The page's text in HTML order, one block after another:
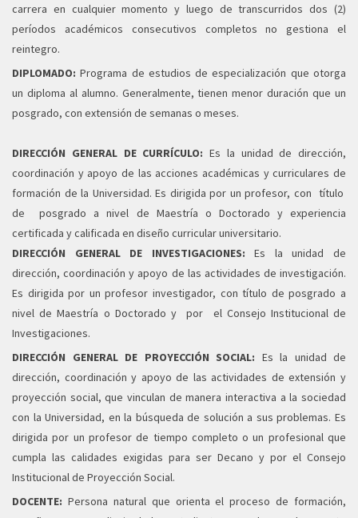
carrera en cualquier momento y luego de transcurridos dos (2)
períodos académicos consecutivos completos no gestiona el
reintegro.
DIPLOMADO:Programa de estudios de especialización que otorga
un diploma al alumno. Generalmente, tienen menor duración que un
posgrado, con extensión de semanas o meses.
DIRECCIÓN GENERAL DE CURRÍCULO: Es la unidad de dirección,
coordinación y apoyo de las acciones académicas y curriculares de
formación de la Universidad. Es dirigida por un profesor, con título
de posgrado a nivel de Maestría o Doctorado y experiencia
certificada y calificada en diseño curricular universitario.
DIRECCIÓN GENERAL DE INVESTIGACIONES: Es la unidad de
dirección, coordinación y apoyo de las actividades de investigación.
Es dirigida por un profesor investigador, con título de posgrado a
nivel de Maestría o Doctorado y por el Consejo Institucional de
Investigaciones.
DIRECCIÓN GENERAL DE PROYECCIÓN SOCIAL: Es la unidad de
dirección, coordinación y apoyo de las actividades de extensión y
proyección social, que vinculan de manera interactiva a la sociedad
con la Universidad, en la búsqueda de solución a sus problemas. Es
dirigida por un profesor de tiempo completo o un profesional que
cumpla las calidades exigidas para ser Decano y por el Consejo
Institucional de Proyección Social.
DOCENTE: Persona natural que orienta el proceso de formación,